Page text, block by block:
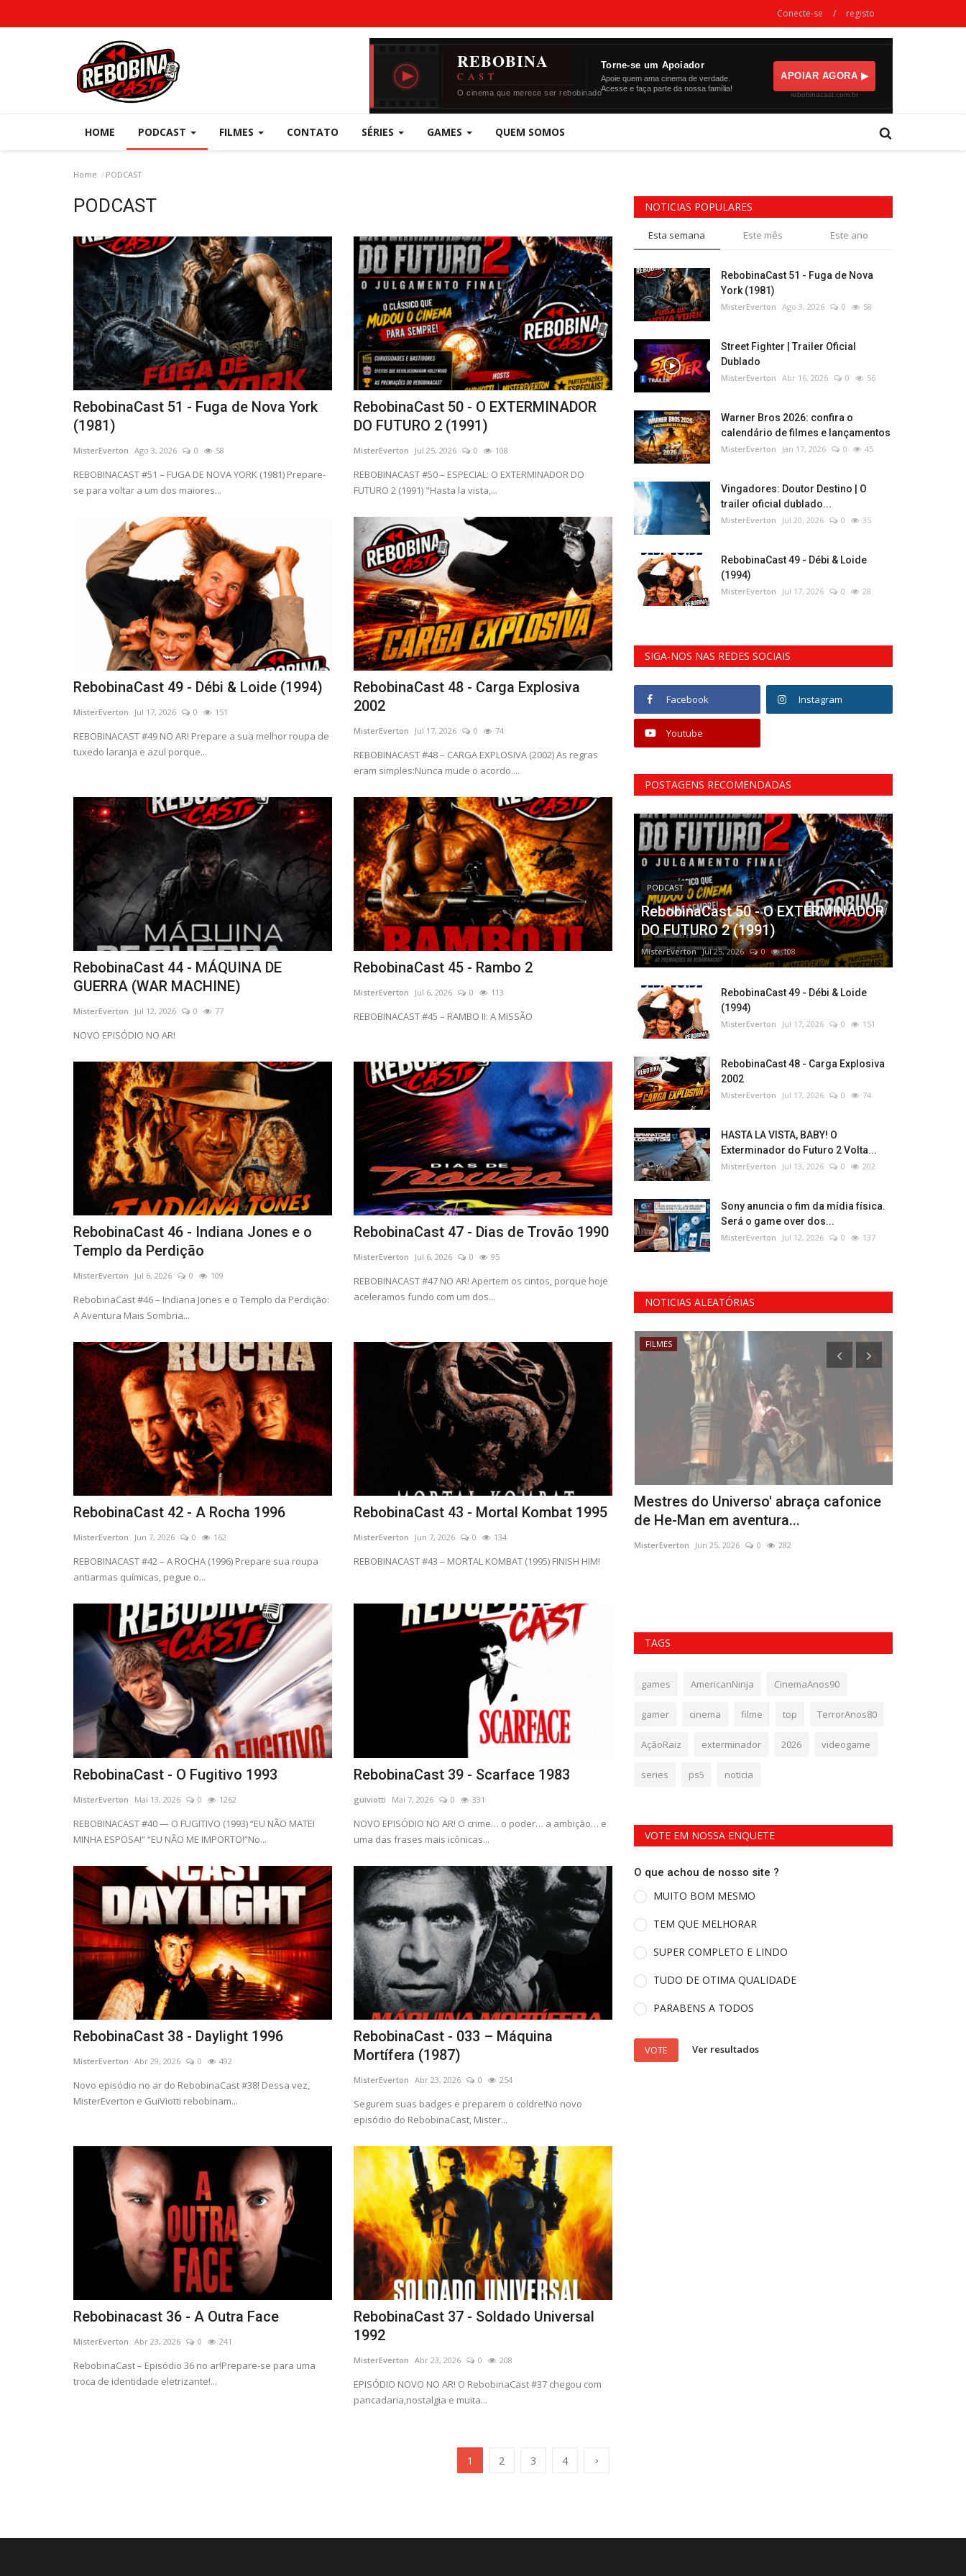
Conecte-se / registo
HOME PODCAST FILMES CONTATO SÉRIES GAMES QUEM SOMOS
Home PODCAST
PODCAST
RebobinaCast 51 - Fuga de Nova York
(1981)
MisterEverton Ago 3, 2026 0 58
REBOBINACAST #51 – FUGA DE NOVA YORK (1981) Prepare-
se para voltar a um dos maiores...
RebobinaCast 50 - O EXTERMINADOR
DO FUTURO 2 (1991)
MisterEverton Jul 25, 2026 0 108
REBOBINACAST #50 – ESPECIAL: O EXTERMINADOR DO
FUTURO 2 (1991) "Hasta la vista,...
RebobinaCast 49 - Débi & Loide (1994)
MisterEverton Jul 17, 2026 0 151
REBOBINACAST #49 NO AR! Prepare a sua melhor roupa de
tuxedo laranja e azul porque...
RebobinaCast 48 - Carga Explosiva
2002
MisterEverton Jul 17, 2026 0 74
REBOBINACAST #48 – CARGA EXPLOSIVA (2002) As regras
eram simples:Nunca mude o acordo....
RebobinaCast 44 - MÁQUINA DE
GUERRA (WAR MACHINE)
MisterEverton Jul 12, 2026 0 77
NOVO EPISÓDIO NO AR!
RebobinaCast 45 - Rambo 2
MisterEverton Jul 6, 2026 0 113
REBOBINACAST #45 – RAMBO II: A MISSÃO
RebobinaCast 46 - Indiana Jones e o
Templo da Perdição
MisterEverton Jul 6, 2026 0 109
RebobinaCast #46 – Indiana Jones e o Templo da Perdição:
A Aventura Mais Sombria...
RebobinaCast 47 - Dias de Trovão 1990
MisterEverton Jul 6, 2026 0 95
REBOBINACAST #47 NO AR! Apertem os cintos, porque hoje
aceleramos fundo com um dos...
RebobinaCast 42 - A Rocha 1996
MisterEverton Jun 7, 2026 0 162
REBOBINACAST #42 – A ROCHA (1996) Prepare sua roupa
antiarmas químicas, pegue o...
RebobinaCast 43 - Mortal Kombat 1995
MisterEverton Jun 7, 2026 0 134
REBOBINACAST #43 – MORTAL KOMBAT (1995) FINISH HIM!
RebobinaCast - O Fugitivo 1993
MisterEverton Mai 13, 2026 0 1262
REBOBINACAST #40 — O FUGITIVO (1993) “EU NÃO MATEI
MINHA ESPOSA!” “EU NÃO ME IMPORTO!”No...
RebobinaCast 39 - Scarface 1983
guiviotti Mai 7, 2026 0 331
NOVO EPISÓDIO NO AR! O crime… o poder… a ambição… e
uma das frases mais icônicas...
RebobinaCast 38 - Daylight 1996
MisterEverton Abr 29, 2026 0 492
Novo episódio no ar do RebobinaCast #38! Dessa vez,
MisterEverton e GuiViotti rebobinam...
RebobinaCast - 033 – Máquina
Mortífera (1987)
MisterEverton Abr 23, 2026 0 254
Segurem suas badges e preparem o coldre!No novo
episódio do RebobinaCast, Mister...
Rebobinacast 36 - A Outra Face
MisterEverton Abr 23, 2026 0 241
RebobinaCast – Episódio 36 no ar!Prepare-se para uma
troca de identidade eletrizante!...
RebobinaCast 37 - Soldado Universal
1992
MisterEverton Abr 23, 2026 0 208
EPISÓDIO NOVO NO AR! O RebobinaCast #37 chegou com
pancadaria,nostalgia e muita...
1 2 3 4 ›
NOTICIAS POPULARES
Esta semana Este mês Este ano
RebobinaCast 51 - Fuga de Nova
York (1981)
MisterEverton Ago 3, 2026 0 58
Street Fighter | Trailer Oficial
Dublado
MisterEverton Abr 16, 2026 0 56
Warner Bros 2026: confira o
calendário de filmes e lançamentos
MisterEverton Jan 17, 2026 0 45
Vingadores: Doutor Destino | O
trailer oficial dublado...
MisterEverton Jul 20, 2026 0 35
RebobinaCast 49 - Débi & Loide
(1994)
MisterEverton Jul 17, 2026 0 28
SIGA-NOS NAS REDES SOCIAIS
Facebook Instagram
Youtube
POSTAGENS RECOMENDADAS
PODCAST
RebobinaCast 50 - O EXTERMINADOR
DO FUTURO 2 (1991)
MisterEverton Jul 25, 2026 0 108
RebobinaCast 49 - Débi & Loide
(1994)
MisterEverton Jul 17, 2026 0 151
RebobinaCast 48 - Carga Explosiva
2002
MisterEverton Jul 17, 2026 0 74
HASTA LA VISTA, BABY! O
Exterminador do Futuro 2 Volta...
MisterEverton Jul 13, 2026 0 202
Sony anuncia o fim da mídia física.
Será o game over dos...
MisterEverton Jul 12, 2026 0 137
NOTICIAS ALEATÓRIAS
de Nova York
YORK (1981) Prepare-
PODCAST
RebobinaCast T1 12 McQuade, o Lobo
Solitário
MisterEverton
????️✨ REBOBINACAST #12 NO AR!???? McQuade, o Lobo
Solitário (1983)No episódio 12,...
PODCAST
RebobinaCast T110 Os Caçadores da
Arca Perdida
MisterEverton
????️✨ Novo Episódio no Ar! Prepare o chicote, ajeite o
FILMES
Mestres do Universo' abraça cafonice
de He-Man em aventura...
MisterEverton Jun 25, 2026 0 282
TAGS
games AmericanNinja CinemaAnos90
gamer cinema filme top TerrorAnos80
AçãoRaiz exterminador 2026 videogame
series ps5 noticia
VOTE EM NOSSA ENQUETE
O que achou de nosso site ?
MUITO BOM MESMO
TEM QUE MELHORAR
SUPER COMPLETO E LINDO
TUDO DE OTIMA QUALIDADE
PARABENS A TODOS
VOTE Ver resultados